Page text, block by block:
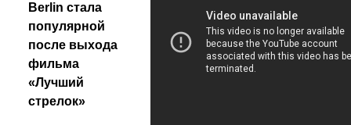
Berlin стала
популярной
после выхода
фильма
«Лучший
стрелок»